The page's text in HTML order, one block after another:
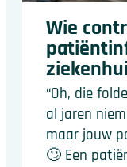
Wie
“Oh, die
al jaren
maar jouw
🙄 Een